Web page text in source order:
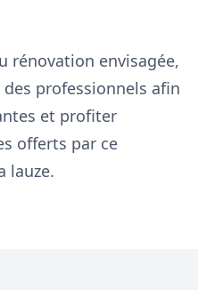
rénovation envisagée,
des professionnels afin
et profiter
offerts par ce
lauze.